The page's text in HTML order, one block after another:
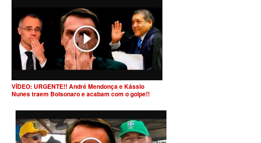
VÍDEO: URGENTE!! André Mendonça e Kássio
Nunes traem Bolsonaro e acabam com o golpe!!